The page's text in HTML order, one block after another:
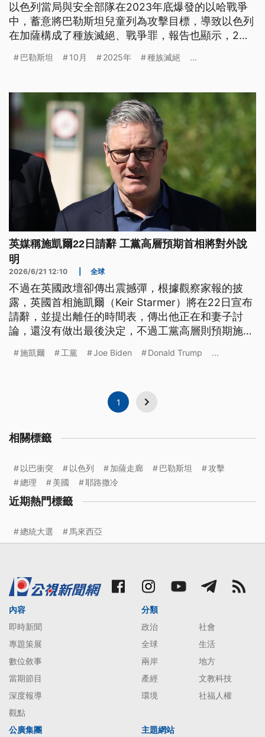
以色列當局與安全部隊在2023年底爆發的以哈戰爭
中，蓄意將巴勒斯坦兒童列為攻擊目標，導致以色列
在加薩構成了種族滅絕、戰爭罪，報告也顯示，2年
遭到以色列駐日內瓦代表駁斥，並稱之為「具有誹謗
巴勒斯坦 10月 2025年 種族滅絕 ...
英媒稱施凱爾22日請辭 工黨高層預期首相將對外說
明
2026/6/21 12:10 全球
不過在英國政壇卻傳出震撼彈，根據觀察家報的披
露，英國首相施凱爾（Keir Starmer）將在22日宣布
請辭，並提出離任的時間表，傳出他正在和妻子討
論，還沒有做出最後決定，不過工黨高層則預期施凱
施凱爾 工黨 Joe Biden Donald Trump ...
1
相關標籤
以巴衝突 以色列 加薩走廊 巴勒斯坦
攻擊
總理
美國 耶路撒冷
近期熱門標籤
總統大選 馬來西亞
內容
即時新聞
專題策展
數位敘事
當期節目
深度報導
觀點
分類
政治
社會
全球
生活
兩岸
地方
產經
文教科技
環境
社福人權
公廣集團 主題網站